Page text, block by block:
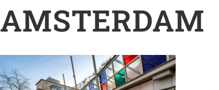
AMSTERDAM